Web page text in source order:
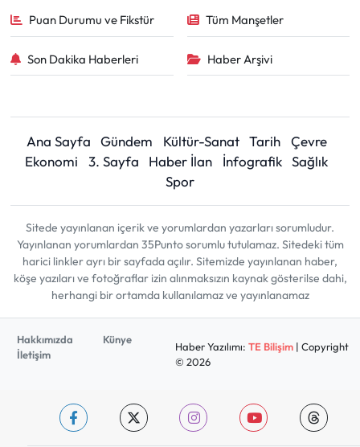
Puan Durumu ve Fikstür Tüm Manşetler
Son Dakika Haberleri Haber Arşivi
Ana Sayfa Gündem Kültür-Sanat Tarih
Çevre
Ekonomi
3. Sayfa Haber İlan İnfografik Sağlık
Spor
Sitede yayınlanan içerik ve yorumlardan yazarları sorumludur.
Yayınlanan yorumlardan 35Punto sorumlu tutulamaz. Sitedeki tüm
harici linkler ayrı bir sayfada açılır. Sitemizde yayınlanan haber,
köşe yazıları ve fotoğraflar izin alınmaksızın kaynak gösterilse dahi,
herhangi bir ortamda kullanılamaz ve yayınlanamaz
Hakkımızda
Künye
İletişim
Haber Yazılımı: TE Bilişim| Copyright
© 2026